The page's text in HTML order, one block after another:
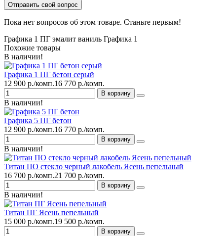
Отправить свой вопрос
Пока нет вопросов об этом товаре. Станьте первым!
Графика 1 ПГ эмалит ваниль Графика 1
Похожие товары
В наличии!
Графика 1 ПГ бетон серый
12 900 р./комп.16 770 р./комп.
В корзину
В наличии!
Графика 5 ПГ бетон
12 900 р./комп.16 770 р./комп.
В корзину
В наличии!
Титан ПО стекло черный лакобель Ясень пепельный
16 700 р./комп.21 700 р./комп.
В корзину
В наличии!
Титан ПГ Ясень пепельный
15 000 р./комп.19 500 р./комп.
В корзину